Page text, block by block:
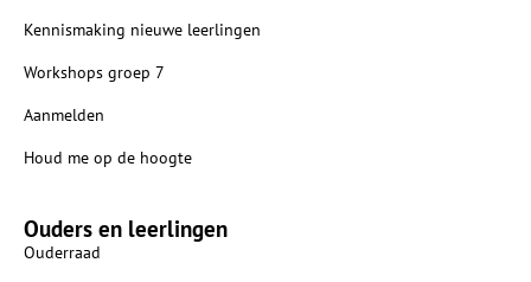
Kennismaking nieuwe leerlingen
Workshops groep 7
Aanmelden
Houd me op de hoogte
Ouders en leerlingen
Ouderraad